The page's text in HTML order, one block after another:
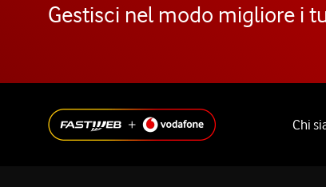
Gestisci nel modo migliore i
Chi